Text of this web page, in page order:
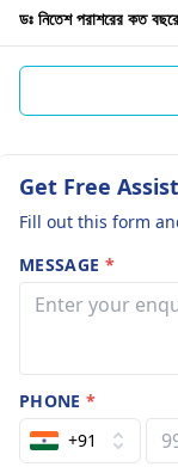
ডঃ নিতেশ পরাশরের কত
Get Free
Fill out this form
MESSAGE *
PHONE*
+91